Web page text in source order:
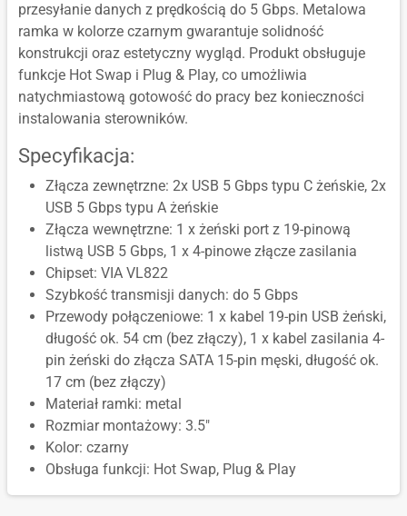
przesyłanie danych z prędkością do 5 Gbps. Metalowa
ramka w kolorze czarnym gwarantuje solidność
konstrukcji oraz estetyczny wygląd. Produkt obsługuje
funkcje Hot Swap i Plug & Play, co umożliwia
natychmiastową gotowość do pracy bez konieczności
instalowania sterowników.
Specyfikacja:
Złącza zewnętrzne: 2x USB 5 Gbps typu C żeńskie, 2x
USB 5 Gbps typu A żeńskie
Złącza wewnętrzne: 1 x żeński port z 19-pinową
listwą USB 5 Gbps, 1 x 4-pinowe złącze zasilania
Chipset: VIA VL822
Szybkość transmisji danych: do 5 Gbps
Przewody połączeniowe: 1 x kabel 19-pin USB żeński,
długość ok. 54 cm (bez złączy), 1 x kabel zasilania 4-
pin żeński do złącza SATA 15-pin męski, długość ok.
17 cm (bez złączy)
Materiał ramki: metal
Rozmiar montażowy: 3.5"
Kolor: czarny
Obsługa funkcji: Hot Swap, Plug & Play